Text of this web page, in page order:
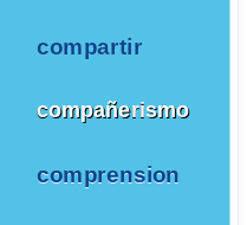
compartir
compañerismo
comprension